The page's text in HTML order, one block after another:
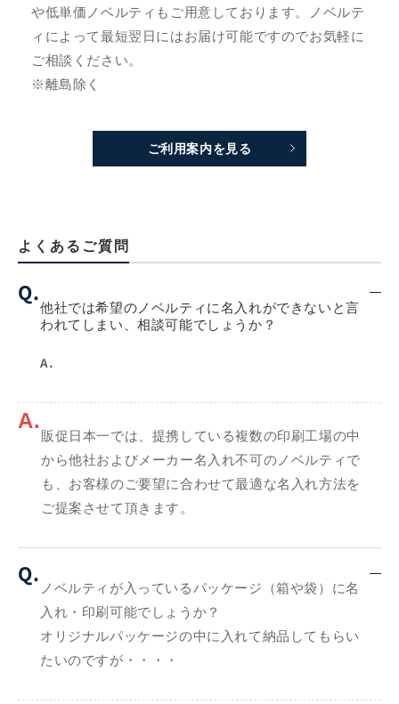
や低単価ノベルティもご用意しております。ノベルテ
ィによって最短翌日にはお届け可能ですのでお気軽に
ご相談ください。
※離島除く
ご利用案内を見る
よくあるご質問
Q.
他社では希望のノベルティに名入れができないと言
われてしまい、相談可能でしょうか？
A.
A.
販促日本一では、提携している複数の印刷工場の中
から他社およびメーカー名入れ不可のノベルティで
も、お客様のご要望に合わせて最適な名入れ方法を
ご提案させて頂きます。
Q.
ノベルティが入っているパッケージ（箱や袋）に名
入れ・印刷可能でしょうか？
オリジナルパッケージの中に入れて納品してもらい
たいのですが・・・・